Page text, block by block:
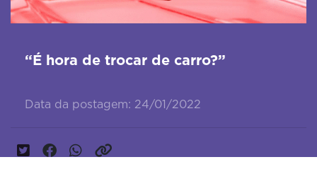
“É hora de trocar de carro?”
Data da postagem: 24/01/2022